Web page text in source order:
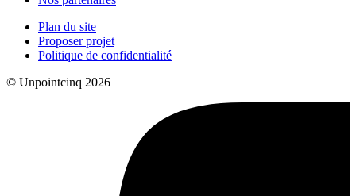
Plan du site
Proposer projet
Politique de confidentialité
© Unpointcinq 2026